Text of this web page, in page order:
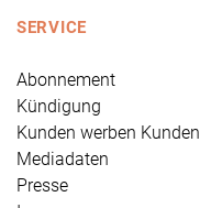
SERVICE
Abonnement
Kündigung
Kunden werben Kunden
Mediadaten
Presse